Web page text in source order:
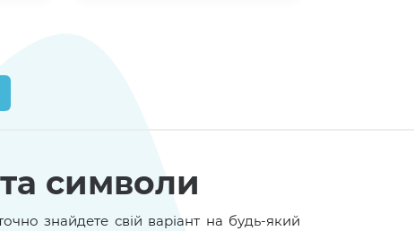
символи
знайдете свій варіант на будь-який